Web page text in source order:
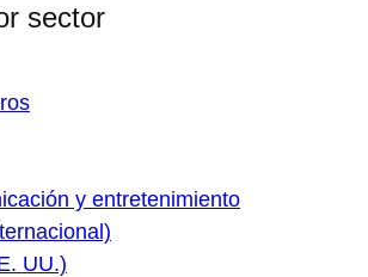
sector
y entretenimiento
UU.)